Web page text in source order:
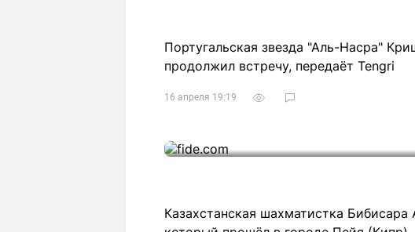
Португальская звезда "Аль-Насра"
продолжил встречу, передаёт Tengri
16 апреля 19:19
Казахстанская шахматистка